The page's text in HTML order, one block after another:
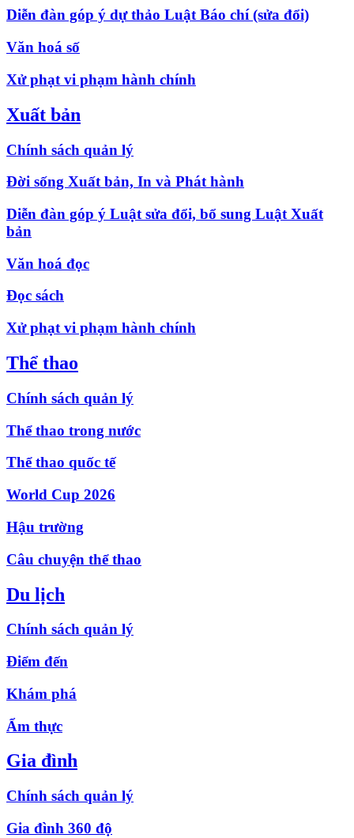
Diễn đàn góp ý dự thảo Luật Báo chí (sửa đổi)
Văn hoá số
Xử phạt vi phạm hành chính
Xuất bản
Chính sách quản lý
Đời sống Xuất bản, In và Phát hành
Diễn đàn góp ý Luật sửa đổi, bổ sung Luật Xuất
bản
Văn hoá đọc
Đọc sách
Xử phạt vi phạm hành chính
Thể thao
Chính sách quản lý
Thể thao trong nước
Thể thao quốc tế
World Cup 2026
Hậu trường
Câu chuyện thể thao
Du lịch
Chính sách quản lý
Điểm đến
Khám phá
Ẩm thực
Gia đình
Chính sách quản lý
Gia đình 360 độ